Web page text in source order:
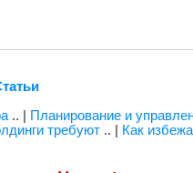
.. |
Планирование и
требуют .. | Как